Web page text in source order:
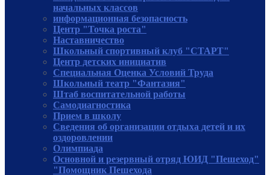
начальных классов
информационная безопасность
Центр "Точка роста"
Наставничество
Школьный спортивный клуб "СТАРТ"
Центр детских инициатив
Специальная Оценка Условий Труда
Школьный театр "Фантазия"
Штаб воспитательной работы
Самодиагностика
Прием в школу
Сведения об организации отдыха детей и их
оздоровлении
Олимпиада
Основной и резервный отряд ЮИД "Пешеход"
"Помощник Пешехода